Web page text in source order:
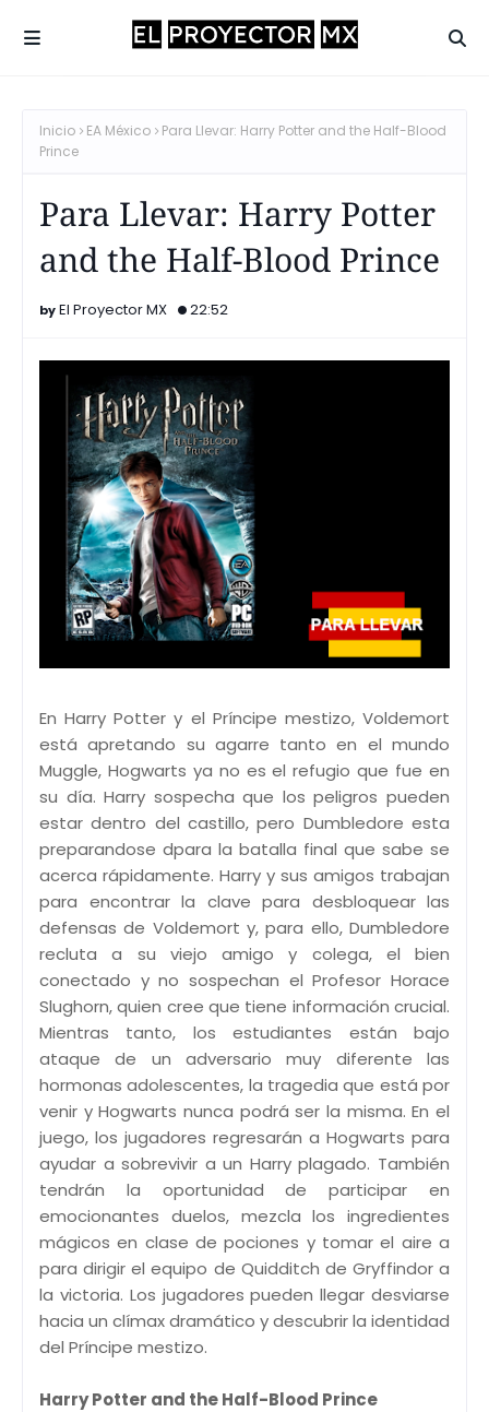
Inicio EA México
Para Llevar: Harry Potter and the Half-Blood
Prince
Para Llevar: Harry Potter
and the Half-Blood Prince
El Proyector MX 22:52
En Harry Potter y el Príncipe mestizo, Voldemort
está apretando su agarre tanto en el mundo
Muggle, Hogwarts ya no es el refugio que fue en
su día. Harry sospecha que los peligros pueden
estar dentro del castillo, pero Dumbledore esta
preparandose dpara la batalla final que sabe se
acerca rápidamente. Harry y sus amigos trabajan
para encontrar la clave para desbloquear las
defensas de Voldemort y, para ello, Dumbledore
recluta a su viejo amigo y colega, el bien
conectado y no sospechan el Profesor Horace
Slughorn, quien cree que tiene información crucial.
Mientras tanto, los estudiantes están bajo
ataque de un adversario muy diferente las
hormonas adolescentes, la tragedia que está por
venir y Hogwarts nunca podrá ser la misma. En el
juego, los jugadores regresarán a Hogwarts para
ayudar a sobrevivir a un Harry plagado. También
tendrán la oportunidad de participar en
emocionantes duelos, mezcla los ingredientes
mágicos en clase de pociones y tomar el aire a
para dirigir el equipo de Quidditch de Gryffindor a
la victoria. Los jugadores pueden llegar desviarse
hacia un clímax dramático y descubrir la identidad
del Príncipe mestizo.
Harry Potter and the Half-Blood Prince